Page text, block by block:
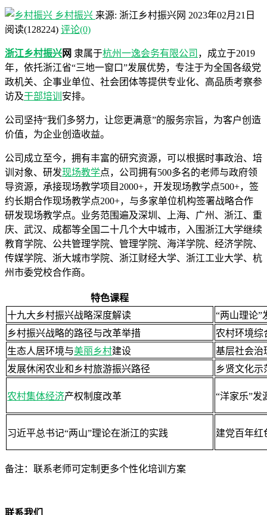
乡村振兴 来源: 浙江乡村振兴网 2023年02月21日
阅读(128224) 评论(0)
浙江乡村振兴网 隶属于杭州一逸会务有限公司 ，成立于2019
年，依托浙江省“三地一窗口”发展优势，专注于为全国各级党
政机关、企事业单位、社会团体等提供专业化、高品质考察参
访及干部培训 安排。
公司坚持“我们多努力，让您更满意”的服务宗旨，为客户创造
价值，为企业创造收益。
公司成立至今，拥有丰富的研究资源，可以根据时事政治、培
训对象、研发现场教学点，公司拥有500多名的老师与政府领
导资源，承接现场教学项目2000+，开发现场教学点500+，签
约长期合作现场教学点200+，与多家单位机构签署战略合作
研发现场教学点。业务范围遍及深圳、上海、广州、浙江、重
庆、武汉、成都等全国二十几个大中城市，入围浙江大学继续
教育学院、公共管理学院、管理学院、海洋学院、经济学院、
传媒学院、浙大城市学院、浙江财经大学、浙江工业大学、杭
州市委党校合作商。
特色课程
十九大乡村振兴战略深度解读
“两山理论”
乡村振兴战略的路径与改革举措
农村环境综
生态人居环境与美丽乡村建设
基层社会治
发展休闲农业和乡村旅游振兴路径
乡贤文化示
农村集体经济产权制度改革 “洋家乐”发
习近平总书记“两山”理论在浙江的实践 建党百年红
备注：联系老师可定制更多个性化培训方案
联系我们